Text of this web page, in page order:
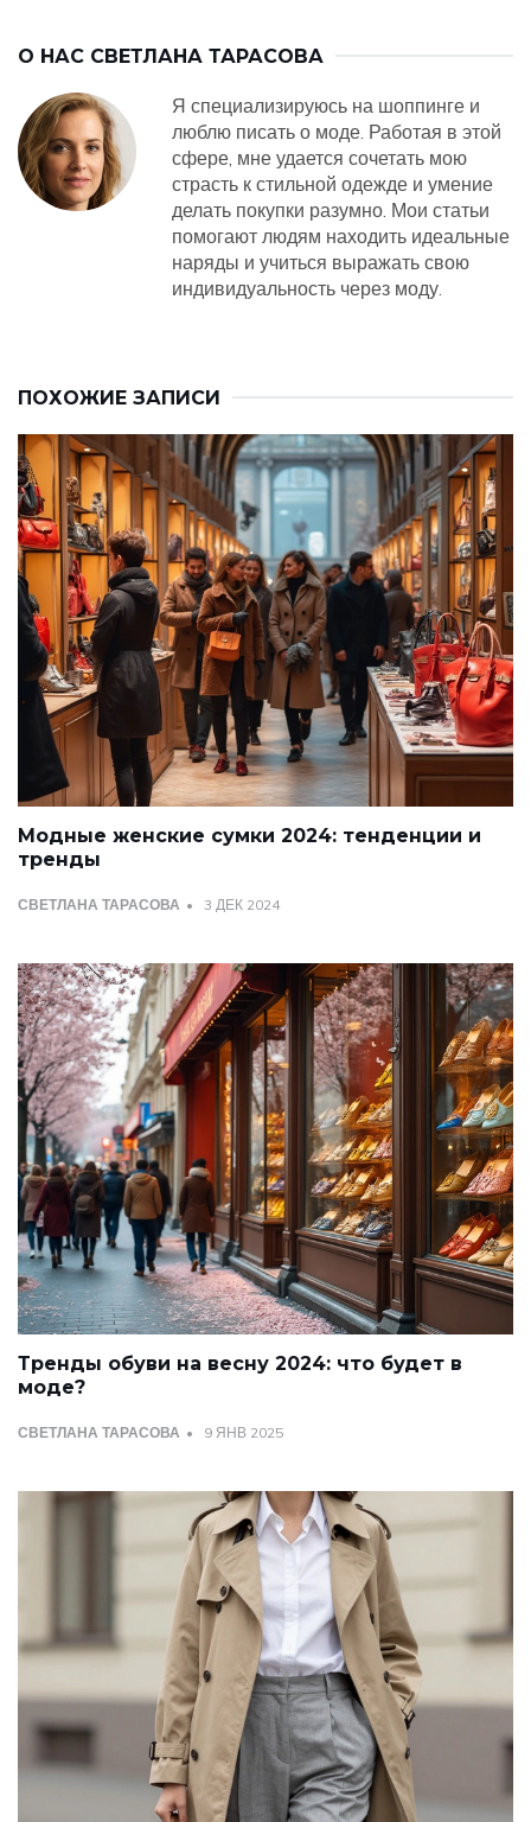
О НАС СВЕТЛАНА ТАРАСОВА
Я специализируюсь на шоппинге и
люблю писать о моде. Работая в этой
сфере, мне удается сочетать мою
страсть к стильной одежде и умение
делать покупки разумно. Мои статьи
помогают людям находить идеальные
наряды и учиться выражать свою
индивидуальность через моду.
ПОХОЖИЕ ЗАПИСИ
Модные женские сумки 2024: тенденции и
тренды
СВЕТЛАНА ТАРАСОВА 3 ДЕК 2024
Тренды обуви на весну 2024: что будет в
моде?
СВЕТЛАНА ТАРАСОВА 9 ЯНВ 2025